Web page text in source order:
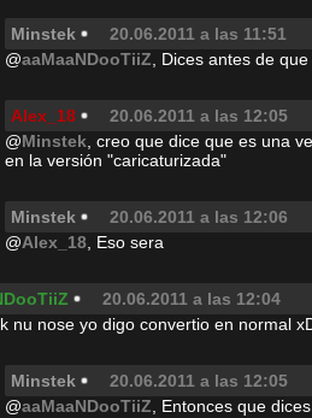
Minstek 20.06.2011 a las 11:51
@aaMaaNDooTiiZ , Dices antes de
Alex_18 20.06.2011 a las 12:05
@Minstek , creo que dice que es una
en la versión "caricaturizada"
Minstek 20.06.2011 a las 12:06
@Alex_18 , Eso sera
20.06.2011 a las 12:04
nu nose yo digo convertio en normal
Minstek 20.06.2011 a las 12:05
@aaMaaNDooTiiZ , Entonces que